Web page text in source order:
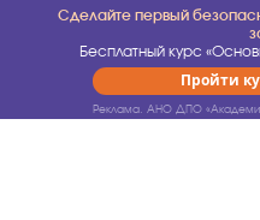
Сделайте первый
Бесплатный курс
Пройти
Реклама. АНО ДПО «Академия